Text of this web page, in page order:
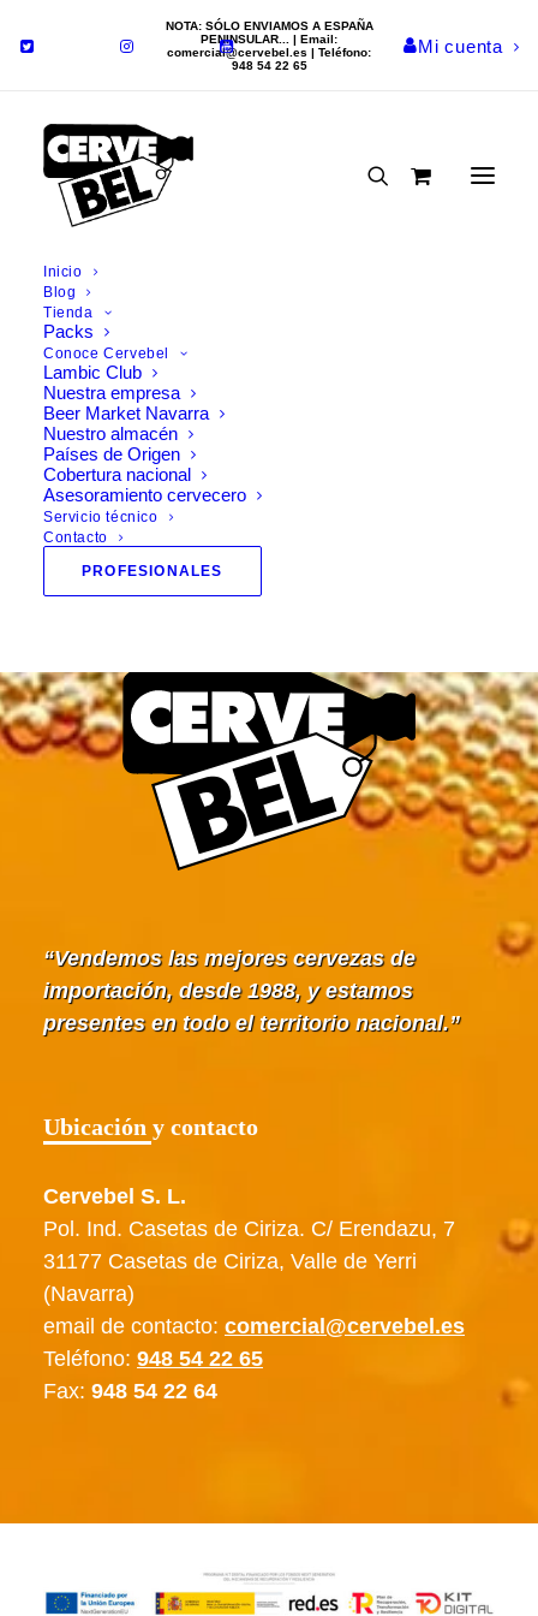
NOTA: SÓLO ENVIAMOS A ESPAÑA
PENINSULAR... | Email:
comercial@cervebel.es | Teléfono:
948 54 22 65
Mi cuenta
Inicio
Blog
Tienda
Packs
Conoce Cervebel
Lambic Club
Nuestra empresa
Beer Market Navarra
Nuestro almacén
Países de Origen
Cobertura nacional
Asesoramiento cervecero
Servicio técnico
Contacto
PROFESIONALES
Nada Encontrado
Parece que no podemos encontrar lo que estamos
buscando. Tal vez la búsqueda puede ayudar.
Vendemos las mejores cervezas de
importación, desde 1988, y estamos
presentes en todo el territorio nacional.
Ubicación y contacto
Cervebel S. L.
Pol. Ind. Casetas de Ciriza. C/ Erendazu, 7
31177 Casetas de Ciriza, Valle de Yerri
(Navarra)
email de contacto: comercial@cervebel.es
Teléfono: 948 54 22 65
Fax: 948 54 22 64